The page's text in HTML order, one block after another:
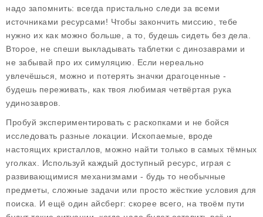
надо запомнить: всегда пристально следи за всеми
источниками ресурсами! Чтобы закончить миссию, тебе
нужно их как можно больше, а то, будешь сидеть без дела.
Второе, не спеши выкладывать таблетки с динозаврами и
не забывай про их симуляцию. Если нереально
увлечёшься, можно и потерять значки драгоценные -
будешь переживать, как твоя любимая четвёртая рука
удинозавров.
Пробуй экспериментировать с раскопками и не бойся
исследовать разные локации. Ископаемые, вроде
настоящих кристаллов, можно найти только в самых тёмных
уголках. Используй каждый доступный ресурс, играя с
развивающимися механизмами - будь то необычные
предметы, сложные задачи или просто жёсткие условия для
поиска. И ещё один айсберг: скорее всего, на твоём пути